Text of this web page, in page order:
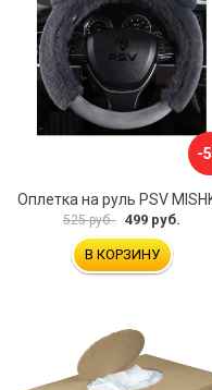
-
525 руб. 499 руб.
В КОРЗИНУ